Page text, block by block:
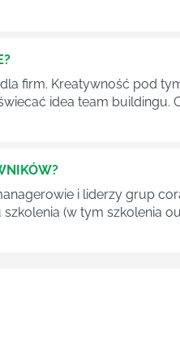
firm. Kreatywność pod
idea team buildingu.
i liderzy grup
(w tym szkolenia